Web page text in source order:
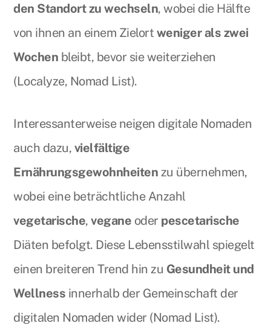
den Standort zu wechseln, wobei die Hälfte
von ihnen an einem Zielort weniger als zwei
Wochen bleibt, bevor sie weiterziehen
(Localyze, Nomad List).
Interessanterweise neigen digitale Nomaden
auch dazu, vielfältige
Ernährungsgewohnheiten zu übernehmen,
wobei eine beträchtliche Anzahl
vegetarische,vegane oder pescetarische
Diäten befolgt. Diese Lebensstilwahl spiegelt
einen breiteren Trend hin zu Gesundheit und
Wellness innerhalb der Gemeinschaft der
digitalen Nomaden wider (Nomad List).